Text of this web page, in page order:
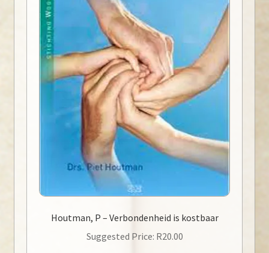
Houtman, P – Verbondenheid is kostbaar
Suggested Price: R20.00